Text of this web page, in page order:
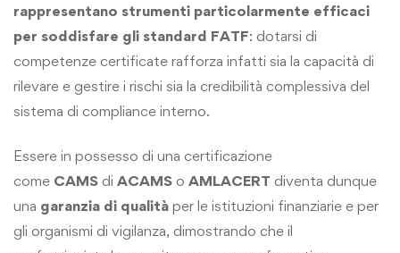
rappresentano strumenti particolarmente efficaci
per soddisfare gli standard FATF: dotarsi di
competenze certificate rafforza infatti sia la capacità di
rilevare e gestire i rischi sia la credibilità complessiva del
sistema di compliance interno.
Essere in possesso di una certificazione
come CAMS di ACAMS o AMLACERT diventa dunque
una garanzia di qualità per le istituzioni finanziarie e per
gli organismi di vigilanza, dimostrando che il